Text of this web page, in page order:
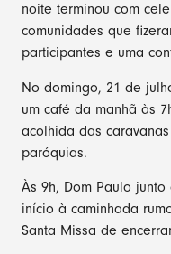
noite terminou com
comunidades que
participantes e uma
No domingo, 21 de
um café da manhã às
acolhida das
paróquias.
Às 9h, Dom Paulo
início à caminhada
Santa Missa de